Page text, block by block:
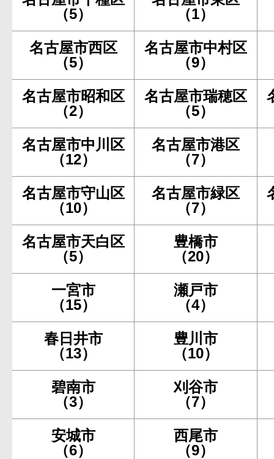
（5）
（1）
名古屋市西区
（5）
名古屋市中村区
（9）
名古屋市昭和区
（2）
名古屋市瑞穂区
（5）
名古屋市中川区
（12）
名古屋市港区
（7）
名古屋市守山区
（10）
名古屋市緑区
（7）
名古屋市天白区
（5）
豊橋市
（20）
一宮市
（15）
瀬戸市
（4）
春日井市
（13）
豊川市
（10）
碧南市
（3）
刈谷市
（7）
安城市
（6）
西尾市
（9）